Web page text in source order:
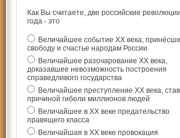
Как Вы считаете, две российские
года - это
Величайшее событие ХХ века,
свободу и счастье народам России
Величайшее разочарование ХХ века,
доказавшее невозможность построения
справедливого государства
Величайшее преступление ХХ века,
причиной гибели миллионов людей
Величайшее в ХХ веке предательство
правящего класса
Величайшая в ХХ веке провокация